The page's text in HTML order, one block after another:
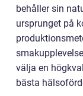
behåller sin
ursprunget på
välja en
bästa